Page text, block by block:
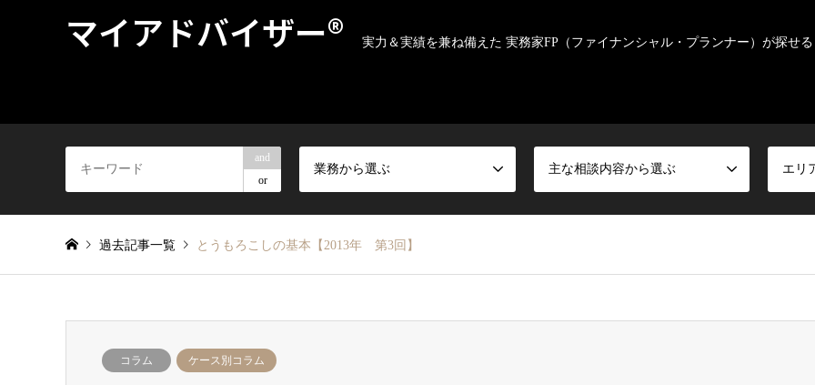
マイアドバイザー® 実力＆実績を兼ね備えた 実務家FP（ファイナンシャル・プランナー）が探せ
and
or
業務から選ぶ 主な相談内容から選ぶ エリ
過去記事一覧 とうもろこしの基本【2013年 第3回】
コラム ケース別コラム